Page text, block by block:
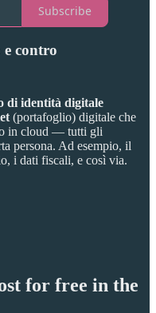
Subscribe
contro
di identità digitale
(portafoglio) digitale che
in cloud — tutti gli
persona. Ad esempio, il
i dati fiscali, e così via.
for free in the